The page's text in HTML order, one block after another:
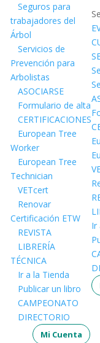
Seguros para
trabajadores del
Árbol
Servicios de
Prevención para
Arbolistas
ASOCIARSE
Formulario de alta
CERTIFICACIONES
European Tree
Worker
European Tree
Technician
VETcert
Renovar
Certificación ETW
REVISTA
LIBRERÍA
TÉCNICA
Ir a la Tienda
Publicar un libro
CAMPEONATO
DIRECTORIO
Mi Cuenta
Ir